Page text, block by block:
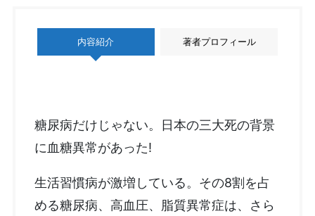
内容紹介 著者プロフィール
糖尿病だけじゃない。日本の三大死の背景
に血糖異常があった!
生活習慣病が激増している。その8割を占
める糖尿病、高血圧、脂質異常症は、さら